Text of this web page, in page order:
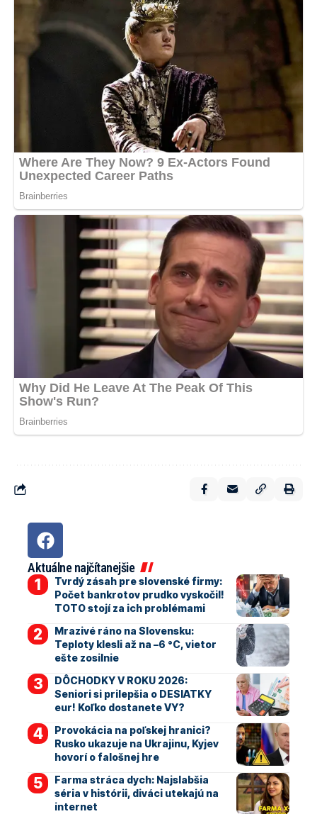
Aktuálne najčítanejšie
Tvrdý zásah pre slovenské firmy:
Počet bankrotov prudko vyskočil!
TOTO stojí za ich problémami
Mrazivé ráno na Slovensku:
Teploty klesli až na –6 °C, vietor
ešte zosilnie
DÔCHODKY V ROKU 2026:
Seniori si prilepšia o DESIATKY
eur! Koľko dostanete VY?
Provokácia na poľskej hranici?
Rusko ukazuje na Ukrajinu, Kyjev
hovorí o falošnej hre
Farma stráca dych: Najslabšia
séria v histórii, diváci utekajú na
internet